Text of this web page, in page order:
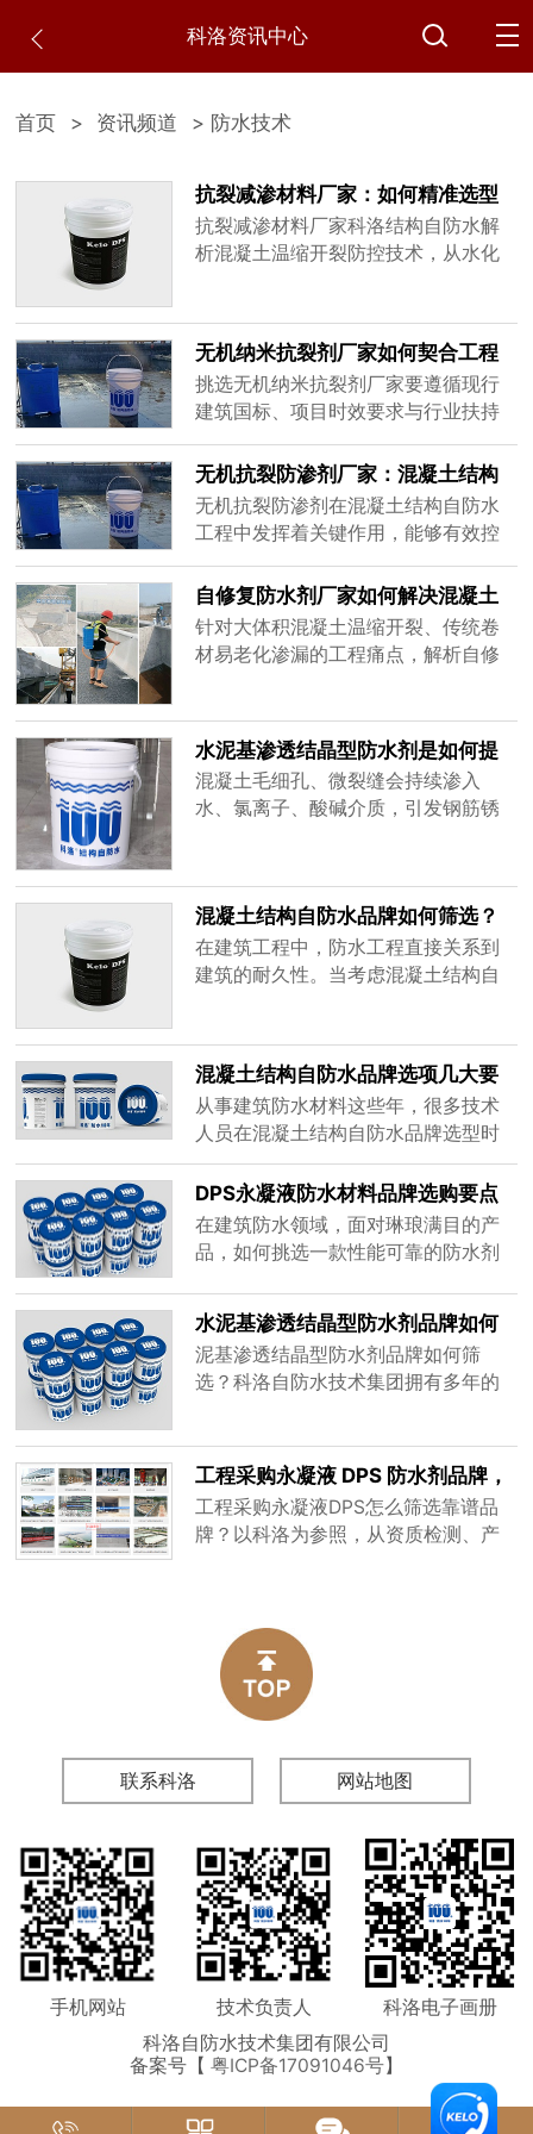
科洛资讯中心
首页 > 资讯频道 > 防水技术
抗裂减渗材料厂家：如何精准选型
避免混凝土温缩开裂
抗裂减渗材料厂家科洛结构自防水解
析混凝土温缩开裂防控技术，从水化
无机纳米抗裂剂厂家如何契合工程
时效与行业标准政策
挑选无机纳米抗裂剂厂家要遵循现行
建筑国标、项目时效要求与行业扶持
政策，本文围绕防水材料新规、材料
检测时效、施工窗口期、行业准入政
策展开讲解，为基建、水利、地下工
程采购筛选厂家提供标准化参考。
无机抗裂防渗剂厂家：混凝土结构
自防水技术合规应用指南
无机抗裂防渗剂在混凝土结构自防水
工程中发挥着关键作用，能够有效控
GB50108《地下工程防水技术规范》
对结构自防水的技术要求。当前工程
实践中，混凝土早期收缩开裂、渗水
隐患仍是困扰施工方和质检人员的普
水泥水化产物协同作用的技术路径，
为这一痛点提供了可靠解决方案。
自修复防水剂厂家如何解决混凝土
温缩开裂渗漏难题
针对大体积混凝土温缩开裂、传统卷
材易老化渗漏的工程痛点，解析自修
化热调控与渗透结晶机理，为地下、
水利等工程防水提供选型参考。
水泥基渗透结晶型防水剂是如何提
升建筑耐久性的
混凝土毛细孔、微裂缝会持续渗入
水、氯离子、酸碱介质，引发钢筋锈
业，推出内掺防渗剂+外喷永凝液DPS
整套水泥基渗透结晶体系，通过化学
改性混凝土基体，从源头解决结构劣
化问题，全方位提升建筑长期耐久
混凝土结构自防水品牌如何筛选？
掌握三大核心维度
在建筑工程中，防水工程直接关系到
建筑的耐久性。当考虑混凝土结构自
值得信赖的品牌，其价值在于能从根
源上解决混凝土的渗漏问题。
混凝土结构自防水品牌选项几大要
点
从事建筑防水材料这些年，很多技术
人员在混凝土结构自防水品牌选型时
容易陷入只看价格或盲目跟风的误
区，结果后期渗漏问题频发。科洛自
防水作为深耕结构自防水领域多年的
专业品牌，服务过三峡工程、南水北
调后续重大工程、川藏铁路、青岛地
铁等大型国家级重点项目，凭借着多
年丰富的经验，给大家梳理选型时必
须搞清楚的几个关键点，帮大家避开
选型误区。
DPS永凝液防水材料品牌选购要点
在建筑防水领域，面对琳琅满目的产
品，如何挑选一款性能可靠的防水剂
其中，DPS永凝液防水材料品牌因其
独特的防水原理而备受关注。本文将
从选购角度，为您科普如何辨别和选
择合适的DPS永凝液产品。
水泥基渗透结晶型防水剂品牌如何
筛选
泥基渗透结晶型防水剂品牌如何筛
选？科洛自防水技术集团拥有多年的
度解析选型要点，助您避开传统材料
脱层空鼓陷阱，找到真正适合混凝土
结构自防水的可靠方案。
工程采购永凝液 DPS 防水剂品牌，
重点考察哪些核心实力
工程采购永凝液DPS怎么筛选靠谱品
牌？以科洛为参照，从资质检测、产
联系科洛 网站地图
手机网站 技术负责人
科洛电子画册
科洛自防水技术集团有限公司
备案号【 粤ICP备17091046号】